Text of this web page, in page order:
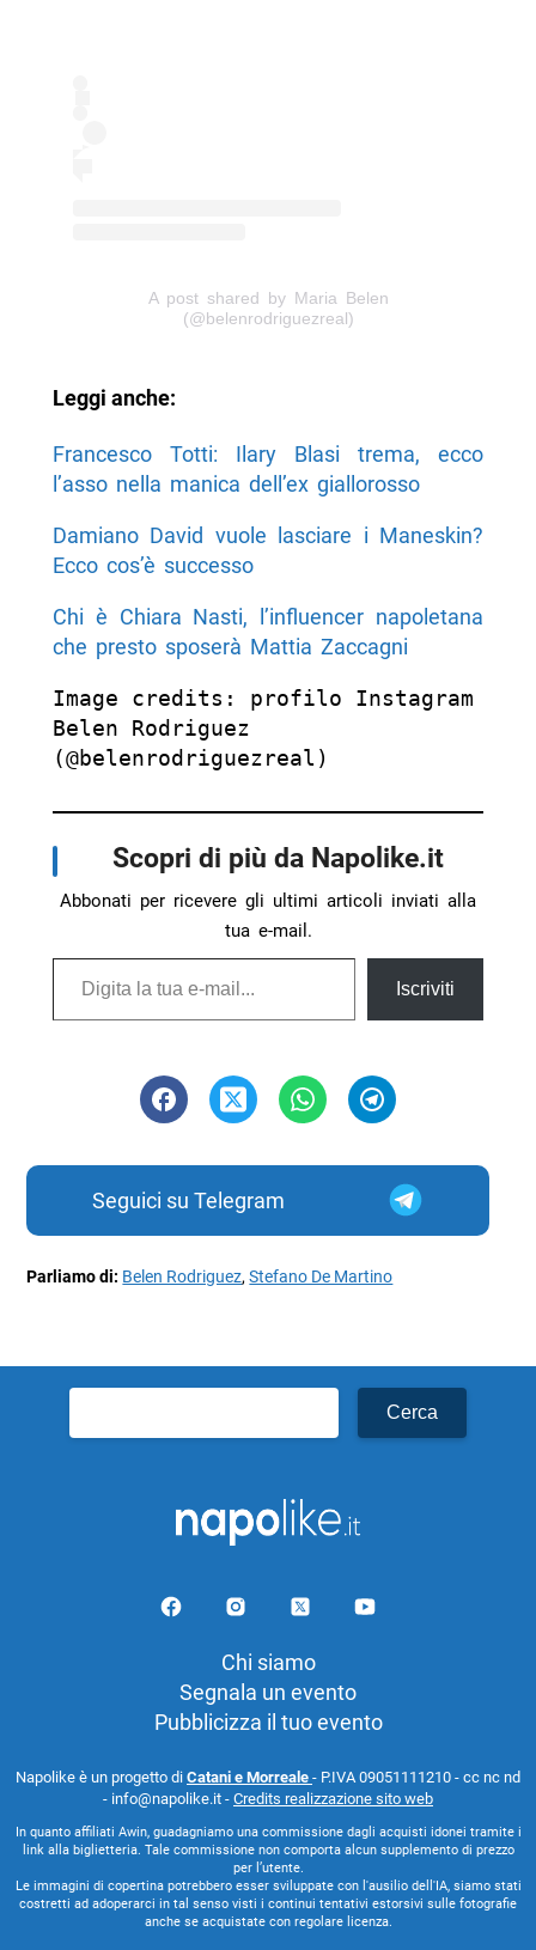
A post shared by Maria Belen
(@belenrodriguezreal)
Leggi anche:
Francesco Totti: Ilary Blasi trema, ecco
l’asso nella manica dell’ex giallorosso
Damiano David vuole lasciare i Maneskin?
Ecco cos’è successo
Chi è Chiara Nasti, l’influencer napoletana
che presto sposerà Mattia Zaccagni
Image credits: profilo Instagram
Belen Rodriguez
(@belenrodriguezreal)
Scopri di più da Napolike.it
Abbonati per ricevere gli ultimi articoli inviati alla
tua e-mail.
Digita la tua e-mail...
Iscriviti
Seguici su Telegram
Parliamo di: Belen Rodriguez,Stefano De Martino
per:
Chi siamo
Segnala un evento
Pubblicizza il tuo evento
Napolike è un progetto di Catani e Morreale - P.IVA 09051111210 - cc nc nd
- info@napolike.it - Credits realizzazione sito web
In quanto affiliati Awin, guadagniamo una commissione dagli acquisti idonei tramite i
link alla biglietteria. Tale commissione non comporta alcun supplemento di prezzo
per l’utente.
Le immagini di copertina potrebbero esser sviluppate con l'ausilio dell'IA, siamo stati
costretti ad adoperarci in tal senso visti i continui tentativi estorsivi sulle fotografie
anche se acquistate con regolare licenza.